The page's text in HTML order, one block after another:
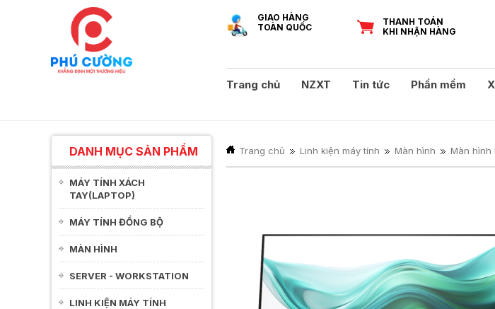
GIAO HÀNG
TOÀN QUỐC
THANH TOÁN
KHI NHẬN HÀNG
Trang chủ NZXT Tin tức Phần mềm
DANH MỤC SẢN PHẨM
MÁY TÍNH XÁCH
TAY(LAPTOP)
MÁY TÍNH ĐỒNG BỘ
MÀN HÌNH
SERVER - WORKSTATION
LINH KIỆN MÁY TÍNH
Trang chủ Linh kiện máy tính Màn hình Màn hình